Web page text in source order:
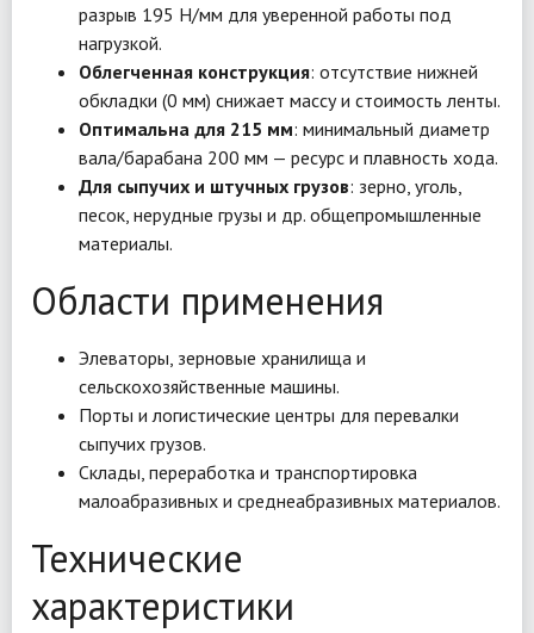
разрыв 195 Н/мм для уверенной работы под
нагрузкой.
Облегченная конструкция: отсутствие нижней
обкладки (0 мм) снижает массу и стоимость ленты.
Оптимальна для 215 мм: минимальный диаметр
вала/барабана 200 мм — ресурс и плавность хода.
Для сыпучих и штучных грузов: зерно, уголь,
песок, нерудные грузы и др. общепромышленные
материалы.
Области применения
Элеваторы, зерновые хранилища и
сельскохозяйственные машины.
Порты и логистические центры для перевалки
сыпучих грузов.
Склады, переработка и транспортировка
малоабразивных и среднеабразивных материалов.
Технические
характеристики